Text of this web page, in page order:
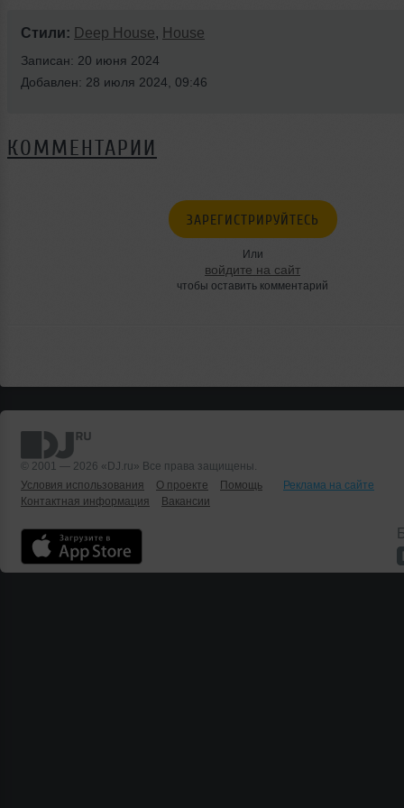
Стили: Deep House, House
Записан: 20 июня 2024
Добавлен: 28 июля 2024, 09:46
КОММЕНТАРИИ
ЗАРЕГИСТРИРУЙТЕСЬ
Или
войдите на сайт
чтобы оставить комментарий
© 2001 — 2026 «DJ.ru» Все права защищены.
Условия использования
О проекте Помощь
Реклама на сайте
Контактная информация
Вакансии